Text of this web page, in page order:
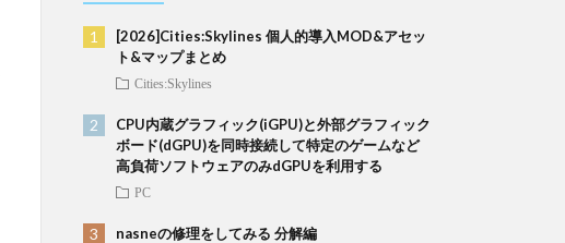
[2026]Cities:Skylines 個人的導入MOD&アセッ
ト&マップまとめ
Cities:Skylines
CPU内蔵グラフィック(iGPU)と外部グラフィック
ボード(dGPU)を同時接続して特定のゲームなど
高負荷ソフトウェアのみdGPUを利用する
PC
nasneの修理をしてみる 分解編